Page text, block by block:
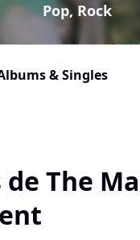
Pop, Rock
& Singles
The